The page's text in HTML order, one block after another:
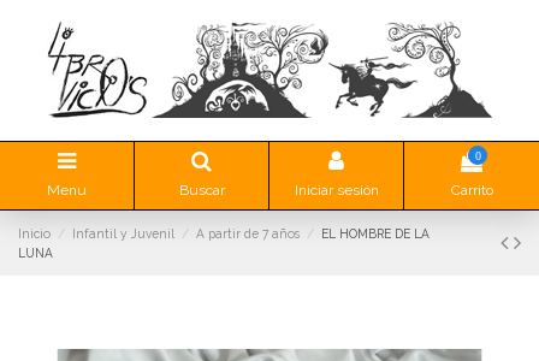
Menu Buscar Iniciar sesión
0
Carrito
Inicio Infantil y Juvenil A partir de 7 años
EL HOMBRE DE LA
LUNA